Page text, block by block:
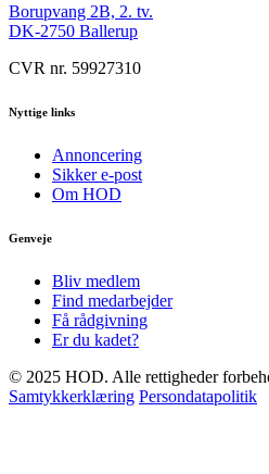
Borupvang 2B, 2. tv.
DK-2750 Ballerup
CVR nr. 59927310
Nyttige links
Annoncering
Sikker e-post
Om HOD
Genveje
Bliv medlem
Find medarbejder
Få rådgivning
Er du kadet?
© 2025 HOD. Alle rettigheder
Samtykkerklæring Persondatapolitik